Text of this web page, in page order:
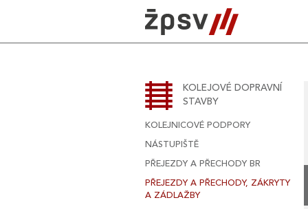
KOLEJOVÉ DOPRAVNÍ
STAVBY
KOLEJNICOVÉ PODPORY
NÁSTUPIŠTĚ
PŘEJEZDY A PŘECHODY BR
PŘEJEZDY A PŘECHODY, ZÁKRYTY
A ZÁDLAŽBY